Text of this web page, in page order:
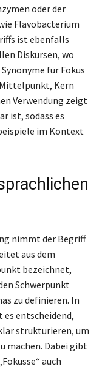
oder der
Flavobacterium
ist ebenfalls
Diskursen, wo
für Fokus
Kern
Verwendung zeigt
ist, sodass es
im Kontext
nimmt der Begriff
aus dem
bezeichnet,
Schwerpunkt
zu definieren. In
entscheidend,
strukturieren, um
machen. Dabei gibt
auch